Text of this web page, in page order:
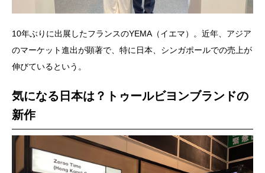
10年ぶりに出展したフランスのYEMA（イエマ）。近年、アジア
のマーケット進出が顕著で、特に日本、シンガポールでの売上が
伸びているという。
気になる日本は？トゥールビヨンブランドの
新作